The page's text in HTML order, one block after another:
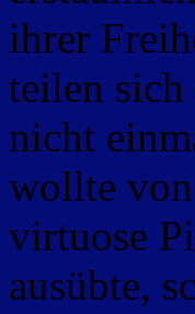
ihrer
teilen
nicht
wollte
virtuose
ausübte,